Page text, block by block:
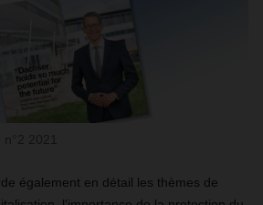
également en détail les thèmes de